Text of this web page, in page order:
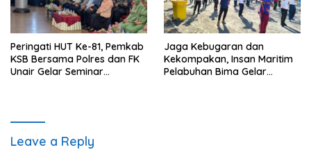
Peringati HUT Ke-81, Pemkab
KSB Bersama Polres dan FK
Unair Gelar Seminar
Jaga Kebugaran dan
Kekompakan, Insan Maritim
Pelabuhan Bima Gelar
Leave a Reply